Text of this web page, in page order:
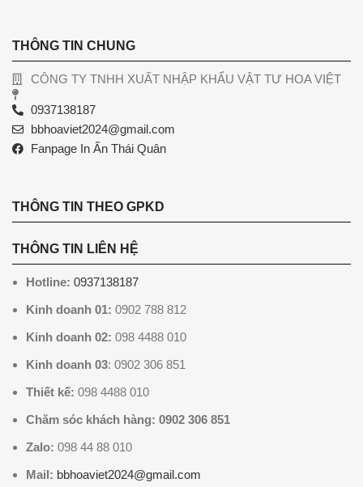
THÔNG TIN CHUNG
CÔNG TY TNHH XUẤT NHẬP KHẨU VẬT TƯ HOA VIỆT
0937138187
bbhoaviet2024@gmail.com
Fanpage In Ấn Thái Quân
THÔNG TIN THEO GPKD
THÔNG TIN LIÊN HỆ
Hotline: 0937138187
Kinh doanh 01: 0902 788 812
Kinh doanh 02: 098 4488 010
Kinh doanh 03: 0902 306 851
Thiết kế: 098 4488 010
Chăm sóc khách hàng: 0902 306 851
Zalo: 098 44 88 010
Mail: bbhoaviet2024@gmail.com